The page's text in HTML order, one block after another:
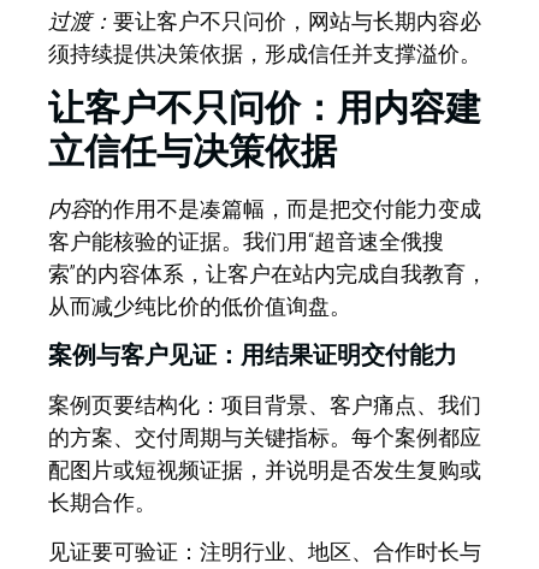
过渡： 要让客户不只问价，网站与长期内容必
须持续提供决策依据，形成信任并支撑溢价。
让客户不只问价：用内容建
立信任与决策依据
内容的作用不是凑篇幅，而是把交付能力变成
客户能核验的证据。我们用“超音速全俄搜
索”的内容体系，让客户在站内完成自我教育，
从而减少纯比价的低价值询盘。
案例与客户见证：用结果证明交付能力
案例页要结构化： 项目背景、客户痛点、我们
的方案、交付周期与关键指标。每个案例都应
配图片或短视频证据，并说明是否发生复购或
长期合作。
见证要可验证：注明行业、地区、合作时长与